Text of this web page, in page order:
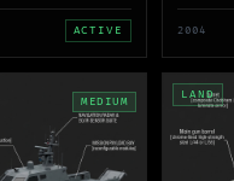
2004
ACTIVE
LAND
MEDIUM